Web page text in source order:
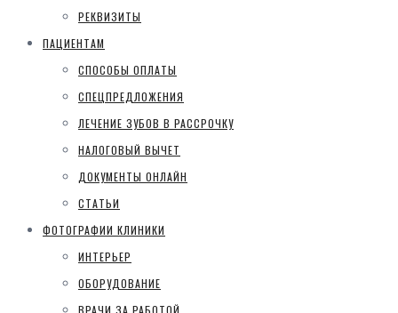
РЕКВИЗИТЫ
ПАЦИЕНТАМ
СПОСОБЫ ОПЛАТЫ
СПЕЦПРЕДЛОЖЕНИЯ
ЛЕЧЕНИЕ ЗУБОВ В РАССРОЧКУ
НАЛОГОВЫЙ ВЫЧЕТ
ДОКУМЕНТЫ ОНЛАЙН
СТАТЬИ
ФОТОГРАФИИ КЛИНИКИ
ИНТЕРЬЕР
ОБОРУДОВАНИЕ
ВРАЧИ ЗА РАБОТОЙ